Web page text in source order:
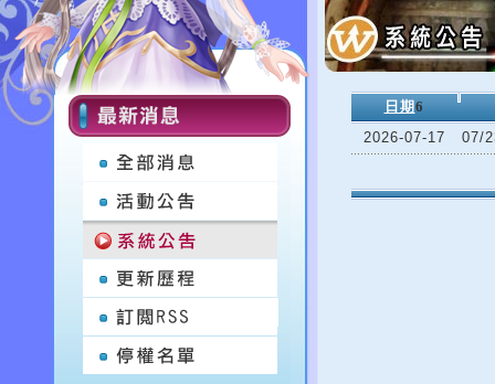
日期 6
2026-07-17
07/